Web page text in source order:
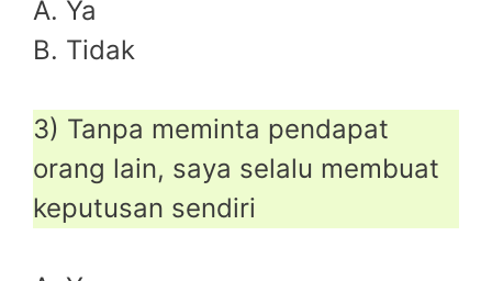
A. Ya
B. Tidak
3) Tanpa meminta pendapat
orang lain, saya selalu membuat
keputusan sendiri